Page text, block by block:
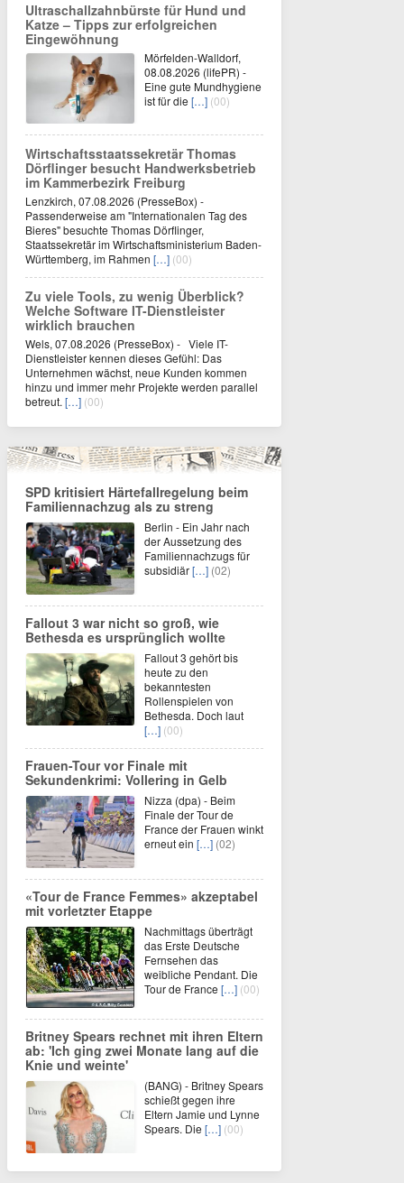
Ultraschallzahnbürste für Hund und
Katze – Tipps zur erfolgreichen
Eingewöhnung
Mörfelden-Walldorf,
08.08.2026 (lifePR) -
Eine gute Mundhygiene
ist für die […] (00)
Wirtschaftsstaatssekretär Thomas
Dörflinger besucht Handwerksbetrieb
im Kammerbezirk Freiburg
Lenzkirch, 07.08.2026 (PresseBox) -
Passenderweise am "Internationalen Tag des
Bieres" besuchte Thomas Dörflinger,
Staatssekretär im Wirtschaftsministerium Baden-
Württemberg, im Rahmen […] (00)
Zu viele Tools, zu wenig Überblick?
Welche Software IT-Dienstleister
wirklich brauchen
Wels, 07.08.2026 (PresseBox) - Viele IT-
Dienstleister kennen dieses Gefühl: Das
Unternehmen wächst, neue Kunden kommen
hinzu und immer mehr Projekte werden parallel
betreut. […] (00)
SPD kritisiert Härtefallregelung beim
Familiennachzug als zu streng
Berlin - Ein Jahr nach
der Aussetzung des
Familiennachzugs für
subsidiär[…] (02)
Fallout 3 war nicht so groß, wie
Bethesda es ursprünglich wollte
Fallout 3 gehört bis
heute zu den
bekanntesten
Rollenspielen von
Bethesda. Doch laut
[…] (00)
Frauen-Tour vor Finale mit
Sekundenkrimi: Vollering in Gelb
Nizza (dpa) - Beim
Finale der Tour de
France der Frauen winkt
erneut ein […] (02)
«Tour de France Femmes» akzeptabel
mit vorletzter Etappe
Nachmittags überträgt
das Erste Deutsche
Fernsehen das
weibliche Pendant. Die
Tour de France […] (00)
Britney Spears rechnet mit ihren Eltern
ab: 'Ich ging zwei Monate lang auf die
Knie und weinte'
(BANG) - Britney Spears
schießt gegen ihre
Eltern Jamie und Lynne
Spears. Die […] (00)